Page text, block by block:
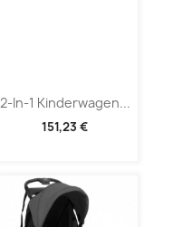
2-In-1 Kinderwagen...
151,23 €